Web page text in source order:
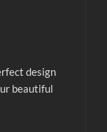
design
beautiful